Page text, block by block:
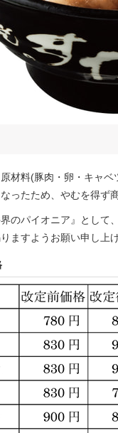
材料(豚肉・卵・キャ
ったため、やむを得ず
のパイオニア』として
ますようお願い申し上